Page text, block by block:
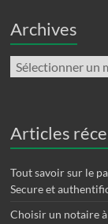
Archives
Archives
Articles
Tout savoir sur le
Secure et
Choisir un notaire